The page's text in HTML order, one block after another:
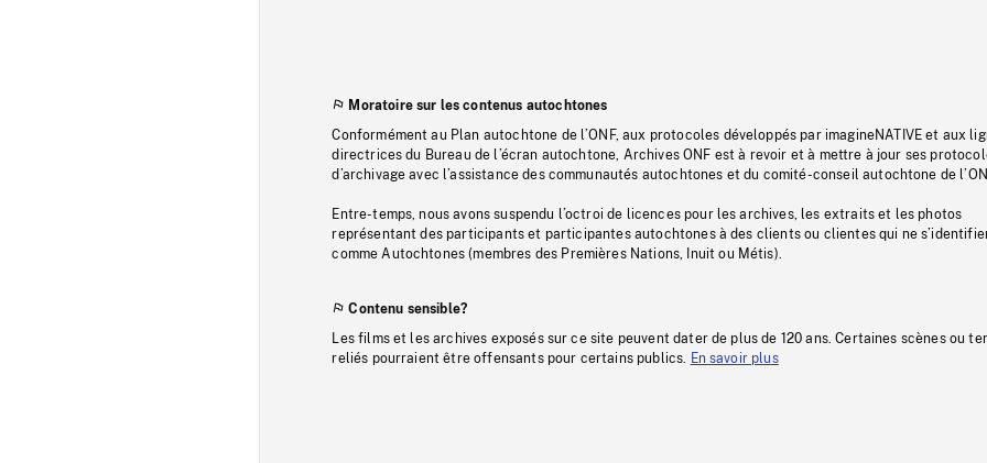
Moratoire sur les contenus autochtones
Conformément au Plan autochtone de l’ONF, aux protocoles développés par imagineNATIVE et aux
directrices du Bureau de l’écran autochtone, Archives ONF est à revoir et à mettre à jour ses
d’archivage avec l’assistance des communautés autochtones et du comité-conseil autochtone de
Entre-temps, nous avons suspendu l’octroi de licences pour les archives, les extraits et les photos
représentant des participants et participantes autochtones à des clients ou clientes qui ne
comme Autochtones (membres des Premières Nations, Inuit ou Métis).
Contenu sensible?
Les films et les archives exposés sur ce site peuvent dater de plus de 120 ans. Certaines scènes ou
reliés pourraient être offensants pour certains publics.
En savoir plus